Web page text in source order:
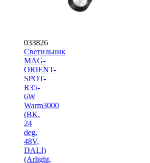
033826
Светильник
MAG-
ORIENT-
SPOT-
R35-
6W
Warm3000
(BK,
24
deg,
48V,
DALI)
(Arlight,